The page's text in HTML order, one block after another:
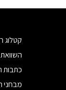
קטלוג
כתבות
מבחני